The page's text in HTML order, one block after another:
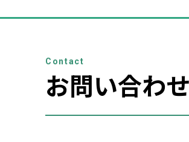
Contact
お問い合わせ